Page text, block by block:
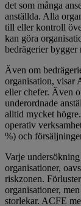
det som många
anställda. Alla
till eller kontroll
kan göra
bedrägerier bygger
Även om
organisation, visar
eller chefer. Även
underordnade
alltid mycket
operativ
%) och
Varje
organisationer,
riskzonen.
organisationer,
storlekar. ACFE